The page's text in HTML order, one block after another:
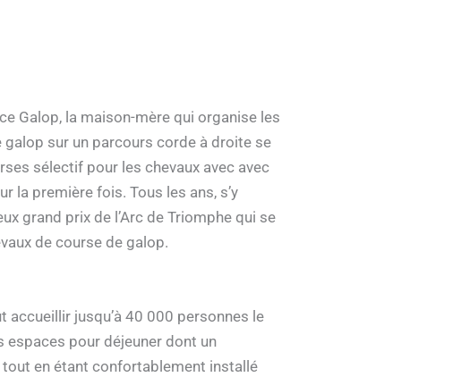
Galop, la maison-mère qui organise les
sur un parcours corde à droite se
sélectif pour les chevaux avec avec
la première fois. Tous les ans, s’y
grand prix de l’Arc de Triomphe qui se
de course de galop.
accueillir jusqu’à 40 000 personnes le
espaces pour déjeuner dont un
en étant confortablement installé